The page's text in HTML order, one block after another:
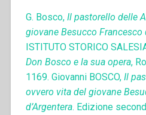
G. Bosco, Il pastorello delle
giovane Besucco Francesco
ISTITUTO STORICO
Don Bosco e la sua opera,
1169. Giovanni BOSCO, Il
ovvero vita del giovane
d’Argentera. Edizione